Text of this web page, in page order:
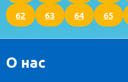
62 63 64 65
О нас